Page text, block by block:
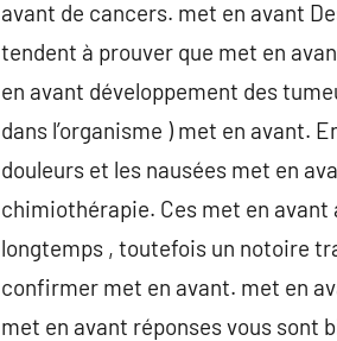
avant de cancers. met en avant
tendent à prouver que met en
en avant développement des
dans l’organisme ) met en avant.
douleurs et les nausées met en
chimiothérapie. Ces met en avant
longtemps , toutefois un notoire
confirmer met en avant. met en
met en avant réponses vous sont